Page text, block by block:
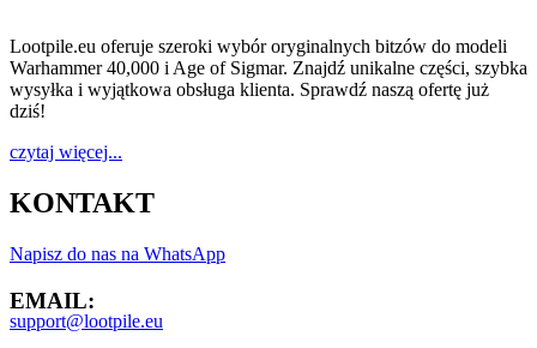
Lootpile.eu oferuje szeroki wybór oryginalnych bitzów do modeli
Warhammer 40,000 i Age of Sigmar. Znajdź unikalne części, szybka
wysyłka i wyjątkowa obsługa klienta. Sprawdź naszą ofertę już
dziś!
czytaj więcej...
KONTAKT
Napisz do nas na WhatsApp
EMAIL:
support@lootpile.eu